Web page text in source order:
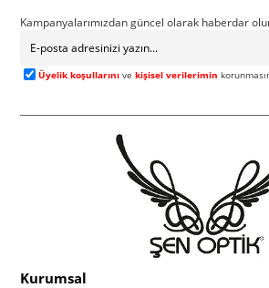
Kampanyalarımızdan güncel olarak haberdar
Üyelik koşullarını vekişisel verilerimin
Kurumsal